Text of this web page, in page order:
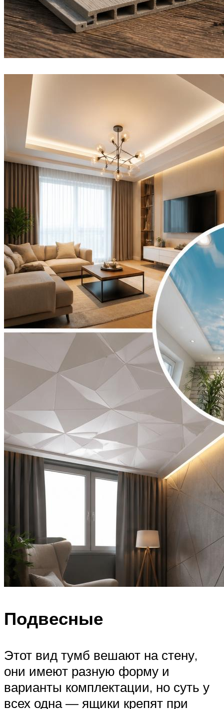
Подвесные
Этот вид тумб вешают на стену,
они имеют разную форму и
варианты комплектации, но суть у
всех одна — ящики крепят при